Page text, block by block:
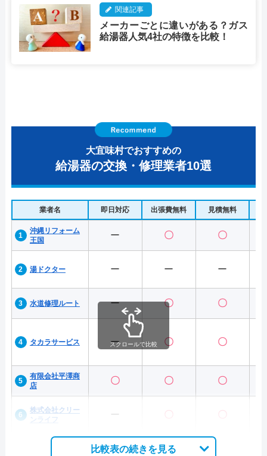
関連記事
メーカーごとに違いがある？ガス
給湯器人気4社の特徴を比較！
大宜味村でおすすめの
給湯器の交換・修理業者10選
業者名 即日対応 出張費無料 見積無料
沖縄リフォーム
王国
ー 〇 〇
湯ドクター ー ー ー
水道修理ルート ー 〇 〇
タカラサービス ー 〇 〇
有限会社平澤商
店
〇 〇 〇
株式会社クリー
ンライフ
ー 〇 〇
スクロールで比較
比較表の続きを見る